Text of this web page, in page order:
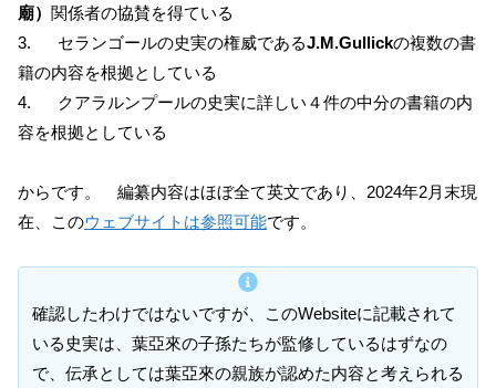
廟） 関係者の協賛を得ている
3. セランゴールの史実の権威であるJ.M.Gullickの複数の書
籍の内容を根拠としている
4. クアラルンプールの史実に詳しい４件の中分の書籍の内
容を根拠としている
からです。 編纂内容はほぼ全て英文であり、2024年2月末現
在、このウェブサイトは参照可能です。
確認したわけではないですが、このWebsiteに記載されて
いる史実は、葉亞來の子孫たちが監修しているはずなの
で、伝承としては葉亞來の親族が認めた内容と考えられる